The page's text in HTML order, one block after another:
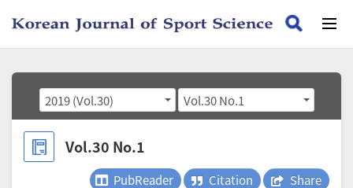
2019 (Vol.30) Vol.30 No.1
Vol.30 No.1
PubReader Citation Share